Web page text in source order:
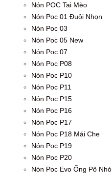
Nón POC Tai Mèo
Nón Poc 01 Đuôi Nhọn
Nón Poc 03
Nón Poc 05 New
Nón Poc 07
Nón Poc P08
Nón Poc P10
Nón Poc P11
Nón Poc P15
Nón Poc P16
Nón Poc P17
Nón Poc P18 Mái Che
Nón Poc P19
Nón Poc P20
Nón Poc Evo Ống Pô Nhỏ